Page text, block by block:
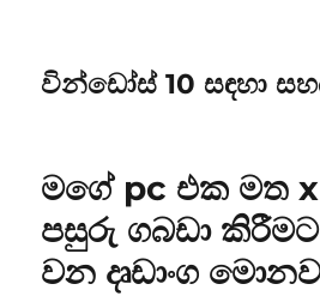
වින්ඩෝස් 10 සඳහා
මගේ pc එක මත
පසුරු ගබඩා
වන දෘඩාංග